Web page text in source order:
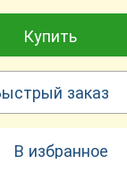
Купить
заказ
В избранное